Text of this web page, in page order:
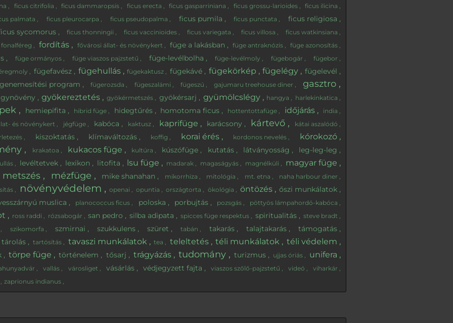
ficus citrifolia ficus dammaropsis ficus erecta ficus gasparriniana ficus grossu-larioides
ficus ilicina
palmata
ficus pleurocarpa ficus pseudopalma ficus pumila ficus punctata
ficus religiosa
sycomorus
ficus thonningii ficus vaccinioides ficus variegata ficus villosa
ficus watkinsiana
fonalféreg
fordítás fővárosi állat- és növénykert füge a lakásban füge antraknózis füge azonosítás
füge ormányos füge viaszos pajzstetű füge-levélbolha füge-levélmoly fügebogár
fügebor
fügefavész fügehullás fügekaktusz fügekávé fügekörkép fügelégy
fügelevél
program
fügerozsda fügeszalámi fügeszú gajumaru treehouse diner gasztro
gyökereztetés gyökérmetszés gyökérsarj gyümölcslégy hangya harlekinkatica
hemiepifita hibrid füge hidegtűrés homotoma ficus hottentottafüge időjárás
india
és növénykert
jégfüge kabóca kaktusz kaprifüge karácsony kártevő
kátai aszalódó
kiszoktatás klímaváltozás koffig korai érés kordonos nevelés kórokozó
krakatoa kukacos füge kultúra kúszófüge kutatás látványosság leg-leg-leg
levéltetvek lexikon litofita lsu füge madarak magaságyás magnélküli magyar füge
metszés mézfüge mike shanahan mikorrhiza mitológia mt. etna
naha harbour diner
növényvédelem openai opuntia országtorta ökológia öntözés
őszi munkálatok
muslica
planococcus ficus poloska porbujtás pozsgás pöttyös lámpahordó-kabóca
ross raddi rózsabogár san pedro silba adipata spicces füge respektus spiritualitás
steve bradt
szikomorfa szmirnai szukkulens szüret tabán takarás talajtakarás
támogatás
tárolás
tartósítás tavaszi munkálatok tea teleltetés téli munkálatok téli védelem
törpe füge történelem tősarj trágyázás tudomány turizmus ujjas óriás unifera
vallás városliget vásárlás védjegyzett fajta viaszos szőlő-pajzstetű videó
viharkár
zaprionus indianus